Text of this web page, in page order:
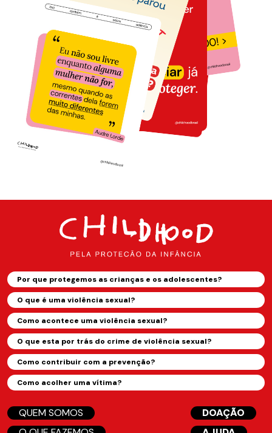
Por que protegemos as crianças e os adolescentes?
O que é uma violência sexual?
Como acontece uma violência sexual?
O que esta por trás do crime de violência sexual?
Como contribuir com a prevenção?
Como acolher uma vítima?
QUEM SOMOS
DOAÇÃO